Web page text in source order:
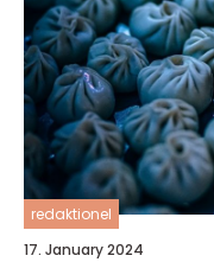
redaktionel
17. January 2024